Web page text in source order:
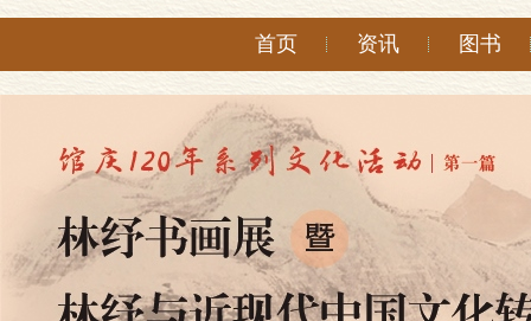
首页 资讯 图书